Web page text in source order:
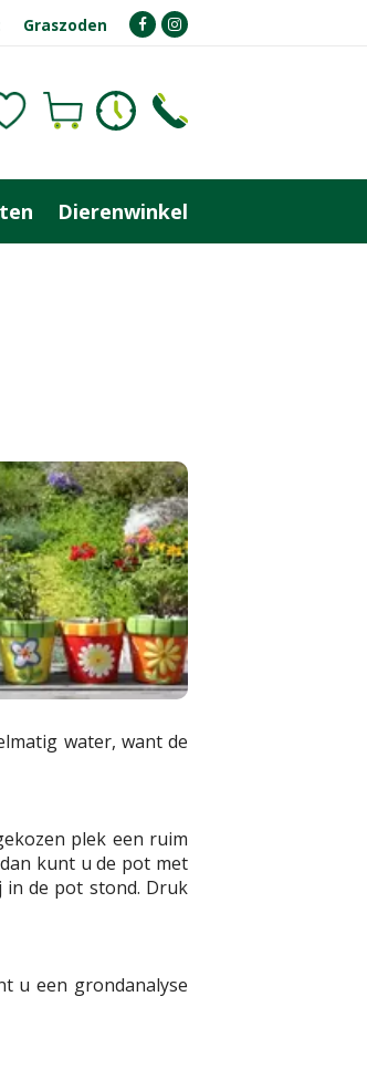
Graszoden
Dierenwinkel
water, want de
plek een ruim
kunt u de pot met
in de pot stond. Druk
u een grondanalyse